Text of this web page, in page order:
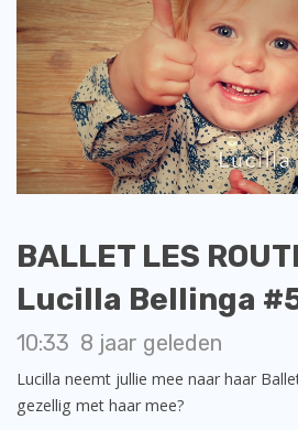
BALLET LES
Lucilla Bellinga
10:33 8 jaar geleden
Lucilla neemt jullie mee naar haar
gezellig met haar mee?